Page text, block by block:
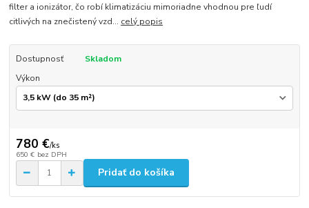
filter a ionizátor, čo robí klimatizáciu mimoriadne vhodnou pre ľudí
citlivých na znečistený vzd... celý popis
Dostupnosť
Skladom
Výkon
780 €/ks
650 € bez DPH
Pridať do košíka